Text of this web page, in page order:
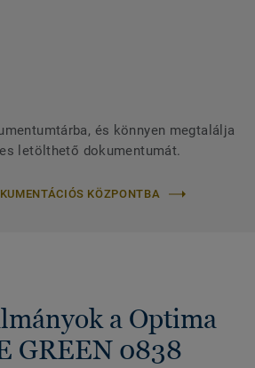
és könnyen megtalálja
letölthető dokumentumát.
KÖZPONTBA
a Optima
GREEN 0838